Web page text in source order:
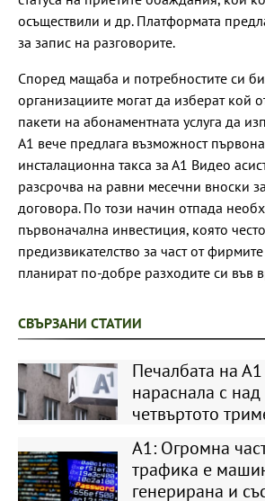
осъществили и др. Платформата
за запис на разговорите.
Според мащаба и потребностите си
организациите могат да изберат кой
пакети на абонаментната услуга да
А1 вече предлага възможност
инсталационна такса за А1 Видео
разсрочва на равни месечни вноски
договора. По този начин отпада
първоначална инвестиция, която
предизвикателство за част от
планират по-добре разходите си във
СВЪРЗАНИ СТАТИИ
Печалбата на
нараснала с
четвъртото
А1: Огромна
трафика е
генерирана и